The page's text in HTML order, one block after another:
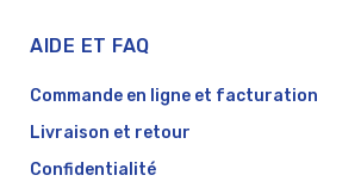
AIDE ET FAQ
Commande en ligne et facturation
Livraison et retour
Confidentialité